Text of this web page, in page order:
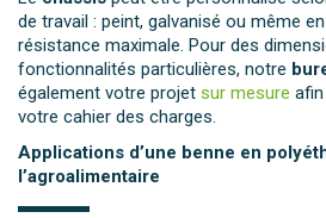
de travail : peint, galvanisé ou même en
résistance maximale. Pour des
fonctionnalités particulières, notre
également votre projet sur mesure
votre cahier des charges.
Applications d’une benne en
l’agroalimentaire